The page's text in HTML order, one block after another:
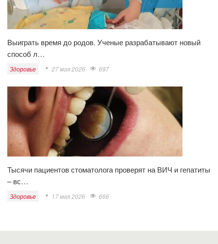
Выиграть время до родов. Ученые разрабатывают новый
способ л…
Здоровье 27 мая 2026 697
Тысячи пациентов стоматолога проверят на ВИЧ и гепатиты
– вс…
Здоровье 17 мая 2026 666